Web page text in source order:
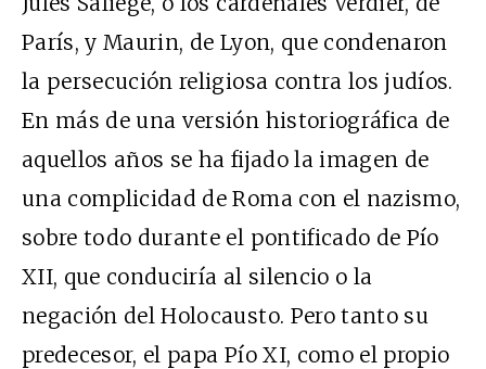
París, y Maurin, de Lyon, que condenaron
la persecución religiosa contra los judíos.
En más de una versión historiográfica de
aquellos años se ha fijado la imagen de
una complicidad de Roma con el nazismo,
sobre todo durante el pontificado de Pío
XII, que conduciría al silencio o la
negación del Holocausto. Pero tanto su
predecesor, el papa Pío XI, como el propio